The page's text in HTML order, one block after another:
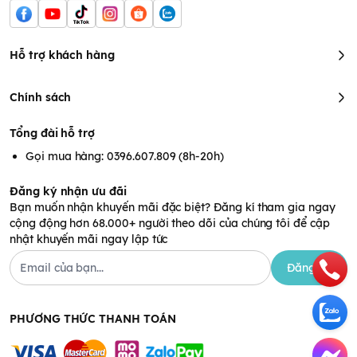
- Bánh ăn dặm dành cho trẻ từ 6 tháng tuổi trở lên.
Hướng dẫn sử dụng sản
phẩm
- Bảo quản sản phẩm nơi khô ráo, thoáng mát, tránh ánh nắng
trực tiếp.
- Kiểm tra hạn sử dụng trên bao bì trước khi cho bé dùng (18
tháng kể từ NSX).
tin in mờ không rõ ràng.
Hỗ trợ khách hàng
Chính sách
Tổng đài hỗ trợ
Gọi mua hàng: 0396.607.809 (8h-20h)
Đăng ký nhận ưu đãi
Bạn muốn nhận khuyến mãi đặc biệt? Đăng kí tham gia ngay
cộng động hơn 68.000+ người theo dõi của chúng tôi để cập
nhật khuyến mãi ngay lập tức
Đăng ký
PHƯƠNG THỨC THANH TOÁN